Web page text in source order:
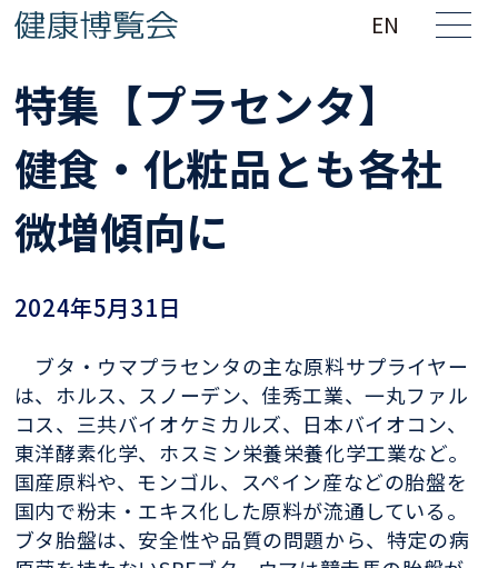
EN
特集【プラセンタ】
健食・化粧品とも各社
微増傾向に
2024年5月31日
ブタ・ウマプラセンタの主な原料サプライヤー
は、ホルス、スノーデン、佳秀工業、一丸ファル
コス、三共バイオケミカルズ、日本バイオコン、
東洋酵素化学、ホスミン栄養栄養化学工業など。
国産原料や、モンゴル、スペイン産などの胎盤を
国内で粉末・エキス化した原料が流通している。
ブタ胎盤は、安全性や品質の問題から、特定の病